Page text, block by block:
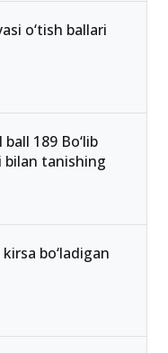
o‘tish ballari
189 Bo‘lib
tanishing
bo‘ladigan